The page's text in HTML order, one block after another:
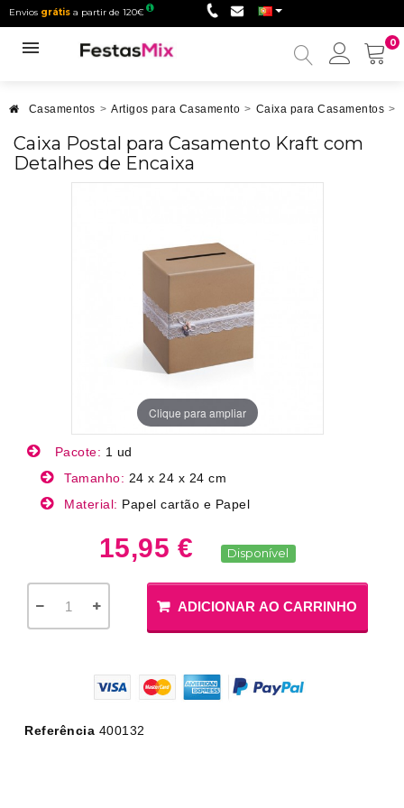
Envios grátis a partir de 120€
0
Minha
Casamentos > Artigos para Casamento > Caixa para Casamentos >
Caixa Postal para Casamento Kraft com
Detalhes de Encaixa
Clique para ampliar
Pacote: 1 ud
Tamanho: 24 x 24 x 24 cm
Material: Papel cartão e Papel
15,95 € Disponível
ADICIONAR AO CARRINHO
Referência 400132